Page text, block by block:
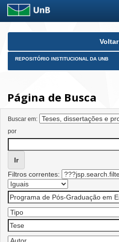
Skip
Voltar
REPOSITÓRIO INSTITUCIONAL DA UNB
Página de Busca
Buscar em:
por
Filtros correntes: